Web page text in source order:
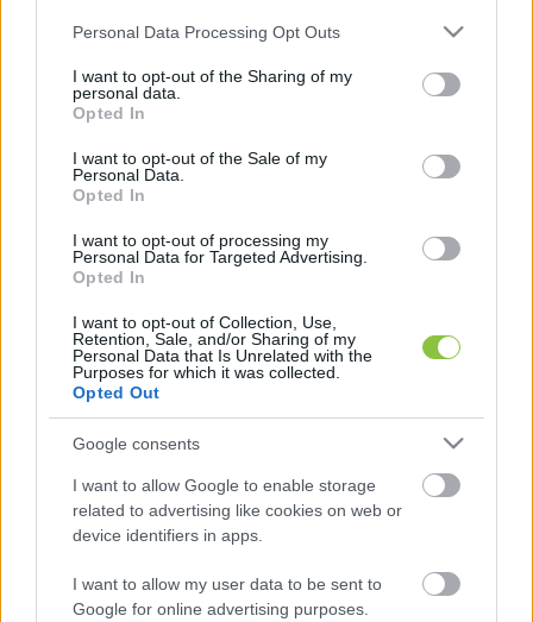
Please note that this website/app uses one or more Google
not limited to your visit or usage behaviour. You may click to
grant or deny consent to Google and its third-party tags to
use your data for below specified purposes in below Google
consent section.
Personal Data Processing Opt Outs
I want to opt-out of the Sharing of my
personal data.
Opted In
I want to opt-out of the Sale of my
Personal Data.
Opted In
I want to opt-out of processing my
Personal Data for Targeted Advertising.
Opted In
I want to opt-out of Collection, Use,
Retention, Sale, and/or Sharing of my
Personal Data that Is Unrelated with the
Purposes for which it was collected.
Opted Out
Google consents
I want to allow Google to enable storage
related to advertising like cookies on web or
device identifiers in apps.
I want to allow my user data to be sent to
Google for online advertising purposes.
A vállalat közleménye szerint döntésükben
fontos szerepet játszott, hogy „Kecskemét az
ország egyik dinamikusan fejlődő gazdasági és
ipari központja, ahol jelentős a napi ingázás és a
városon belüli mobilitási igény”
„A mostani terjeszkedés újabb fontos állomása az
legyünk, és olyan, könnyen
használható szolgáltatást kínáljunk, amely
egyszerűbbé és kényelmesebbé teszi a városi
közlekedést. A magyarországi jelenlétünk további